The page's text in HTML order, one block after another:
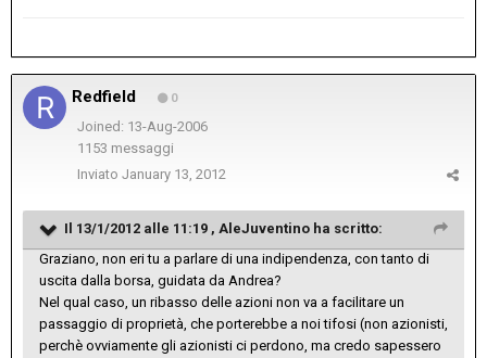
Redfield 0
Joined: 13-Aug-2006
1153 messaggi
Inviato January 13, 2012
Il 13/1/2012 alle 11:19 , AleJuventino ha scritto:
Graziano, non eri tu a parlare di una indipendenza, con tanto di
uscita dalla borsa, guidata da Andrea?
Nel qual caso, un ribasso delle azioni non va a facilitare un
passaggio di proprietà, che porterebbe a noi tifosi (non azionisti,
perchè ovviamente gli azionisti ci perdono, ma credo sapessero